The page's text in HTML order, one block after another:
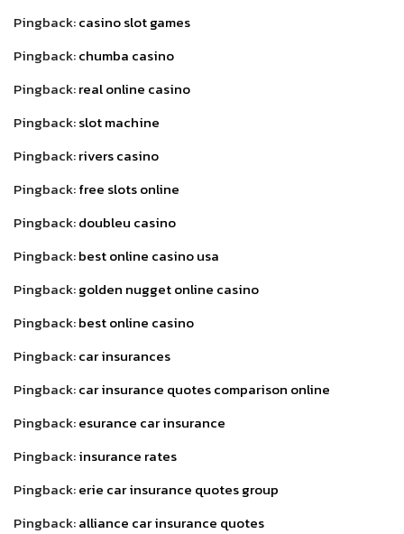
Pingback:casino slot games
Pingback:chumba casino
Pingback:real online casino
Pingback:slot machine
Pingback:rivers casino
Pingback:free slots online
Pingback:doubleu casino
Pingback:best online casino usa
Pingback:golden nugget online casino
Pingback:best online casino
Pingback:car insurances
Pingback:car insurance quotes comparison online
Pingback:esurance car insurance
Pingback:insurance rates
Pingback:erie car insurance quotes group
Pingback:alliance car insurance quotes